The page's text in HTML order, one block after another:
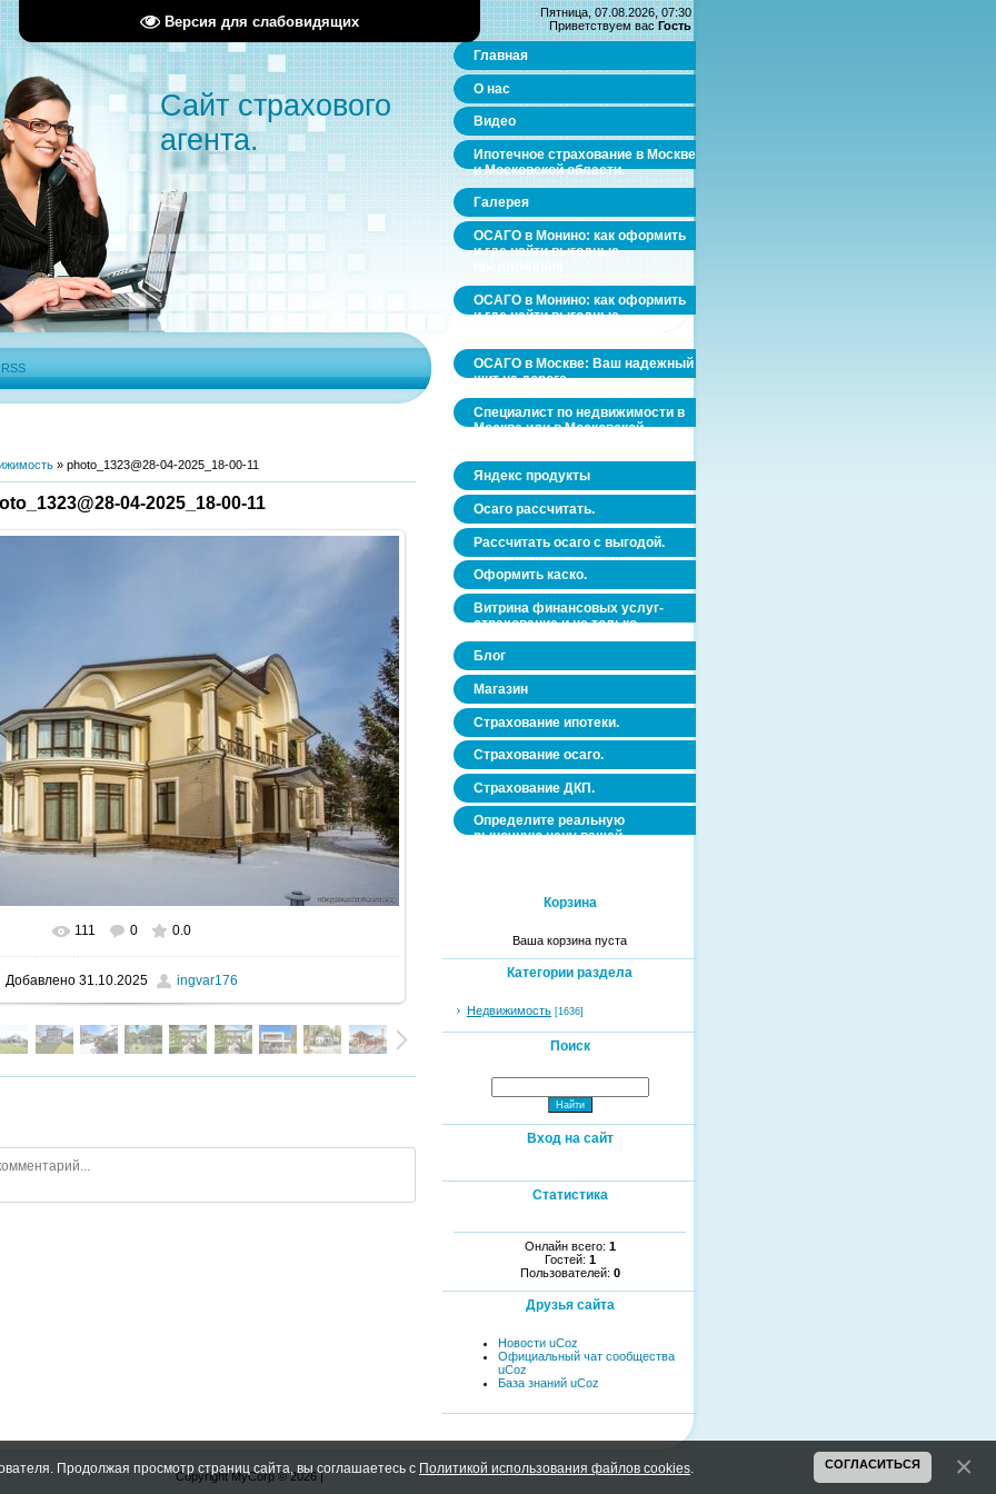
Версия для слабовидящих
Сайт страхового
агента.
RSS
» photo_1323@28-04-2025_18-00-11
04-2025_18-00-11
В реальном размере 1600x1067
111 0 0.0
Добавлено31.10.2025 ingvar176
Пятница, 07.08.2026, 07:30
Приветствуем вас Гость
Главная
О нас
Видео
Ипотечное страхование в Москве
и Московской области.
Галерея
ОСАГО в Монино: как оформить
и где найти выгодные
ОСАГО в Монино: как оформить
и где найти выгодные
ОСАГО в Москве: Ваш надежный
щит на дороге
Специалист по недвижимости в
Москве или в Московской
Яндекс продукты
Осаго рассчитать.
Рассчитать осаго с выгодой.
Оформить каско.
Витрина финансовых услуг-
страхование и не только.
Блог
Магазин
Страхование ипотеки.
Страхование осаго.
Страхование ДКП.
Определите реальную
рыночную цену вашей
Корзина
Ваша корзина пуста
Категории раздела
Недвижимость [1636]
Поиск
Вход на сайт
Статистика
Онлайн всего: 1
Гостей: 1
Пользователей: 0
Друзья сайта
Новости uCoz
Официальный чат сообщества
uCoz
База знаний uCoz
Copyright MyCorp © 2026|
Продолжая просмотр страниц сайта, вы соглашаетесь с Политикой использования файлов cookies СОГЛАСИТЬСЯ